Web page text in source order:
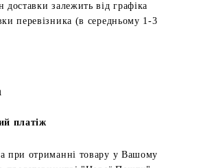
доставки залежить від графіка
перевізника (в середньому 1-3
платіж
при отриманні товару у Вашому